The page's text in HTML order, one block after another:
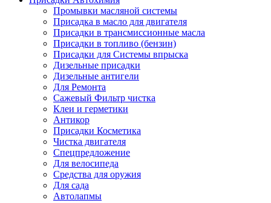
Промывки масляной системы
Присадка в масло для двигателя
Присадки в трансмиссионные масла
Присадки в топливо (бензин)
Присадки для Системы впрыска
Дизельные присадки
Дизельные антигели
Для Ремонта
Сажевый Фильтр чистка
Клеи и герметики
Антикор
Присадки Косметика
Чистка двигателя
Спецпредложение
Для велосипеда
Средства для оружия
Для сада
Автолапмы